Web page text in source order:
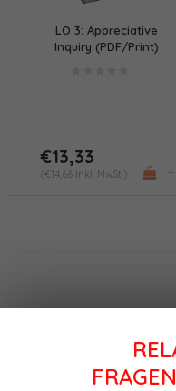
LO 3: Appreciative
Inquiry (PDF/Print)
€13,33
(€14,66 Inkl. MwSt.) +